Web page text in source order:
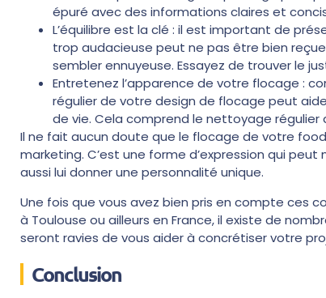
épuré avec des informations claires et
L’équilibre est la clé : il est important de
trop audacieuse peut ne pas être bien
sembler ennuyeuse. Essayez de trouver le
Entretenez l’apparence de votre flocage :
régulier de votre design de flocage peut
de vie. Cela comprend le nettoyage régulier
Il ne fait aucun doute que le flocage de votre
marketing. C’est une forme d’expression qui
aussi lui donner une personnalité unique.
Une fois que vous avez bien pris en compte ces
à Toulouse ou ailleurs en France, il existe de
seront ravies de vous aider à concrétiser votre
Conclusion